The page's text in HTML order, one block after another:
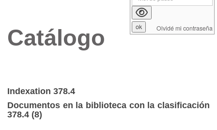
Catálogo
Indexation 378.4
Documentos en la biblioteca con la clasificación
378.4 (8)
Olvidé mi contraseña